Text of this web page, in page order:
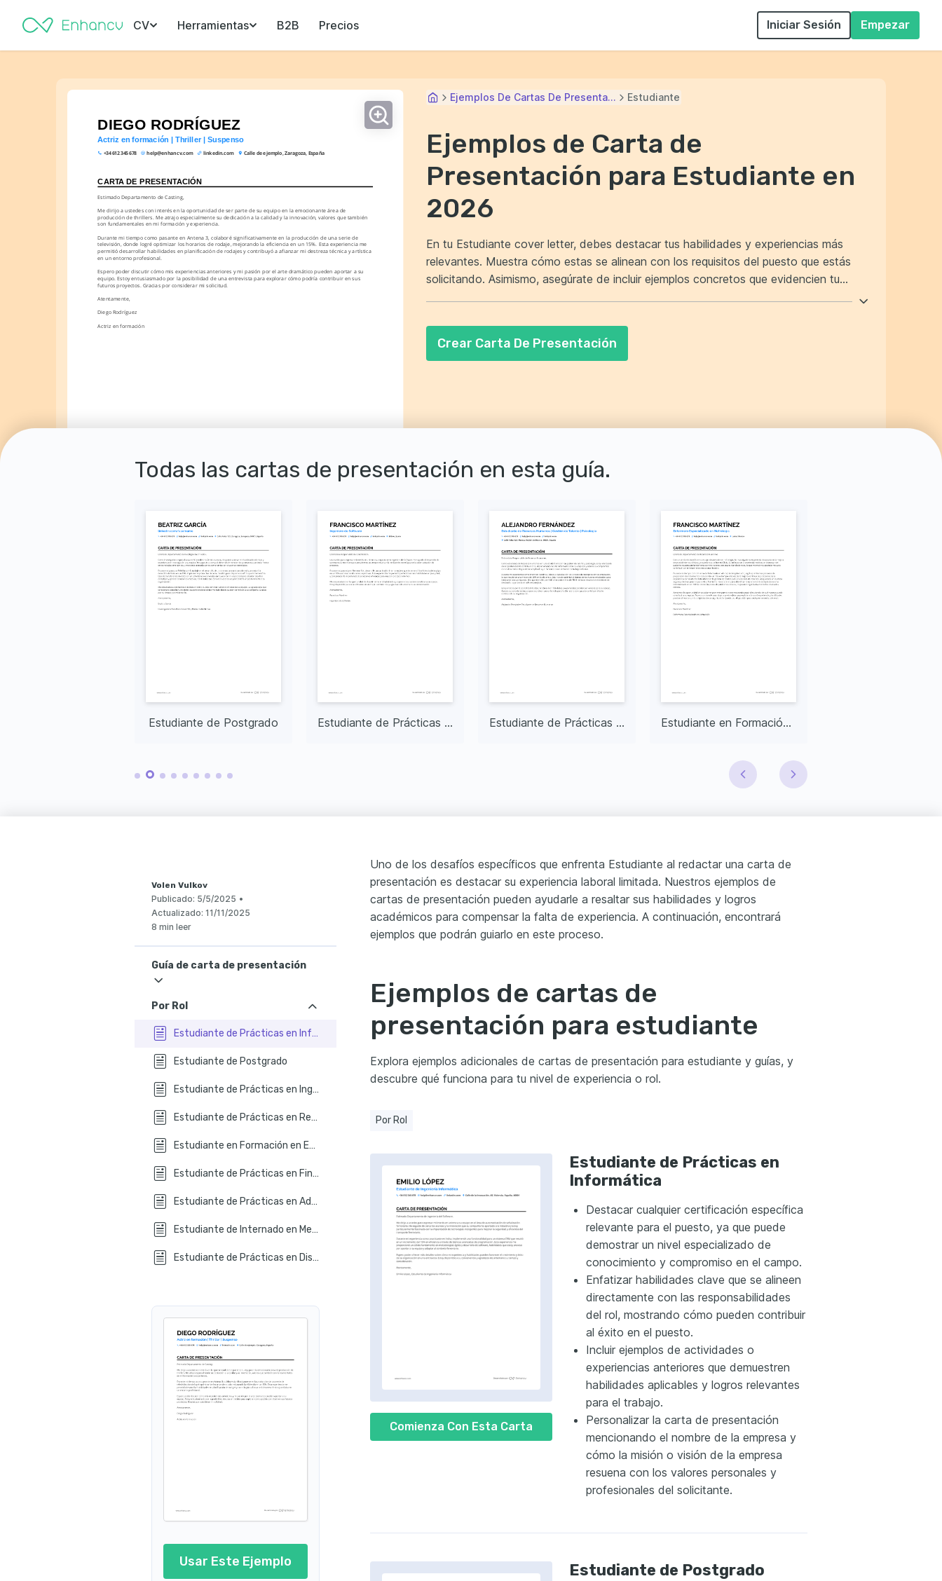
CV Herramientas B2B Precios Iniciar Sesión Empezar
DIEGO RODRÍGUEZ
Actriz en formación | Thriller | Suspenso
+34 612 345 678 help@enhancv.com linkedin.com Calle de ejemplo, Zaragoza, España
CARTA DE PRESENTACIÓN
Estimado Departamento de Casting,
Me dirijo a ustedes con interés en la oportunidad de ser parte de su equipo en la emocionante área de
producción de thrillers. Me atrajo especialmente su dedicación a la calidad y la innovación, valores que también
son fundamentales en mi formación y experiencia.
Durante mi tiempo como pasante en Antena 3, colaboré significativamente en la producción de una serie de
televisión, donde logré optimizar los horarios de rodaje, mejorando la eficiencia en un 15%. Esta experiencia me
permitió desarrollar habilidades en planificación de rodajes y contribuyó a afianzar mi destreza técnica y artística
en un entorno profesional.
Espero poder discutir cómo mis experiencias anteriores y mi pasión por el arte dramático pueden aportar a su
equipo. Estoy entusiasmado por la posibilidad de una entrevista para explorar cómo podría contribuir en sus
futuros proyectos. Gracias por considerar mi solicitud.
Atentamente,
Diego Rodríguez
Actriz en formación
Ejemplos De Cartas De Presenta... Estudiante
Ejemplos de Carta de
Presentación para Estudiante en
2026
En tu Estudiante cover letter, debes destacar tus habilidades y experiencias más
relevantes. Muestra cómo estas se alinean con los requisitos del puesto que estás
solicitando. Asimismo, asegúrate de incluir ejemplos concretos que evidencien tu
Crear Carta De Presentación
Todas las cartas de presentación en esta guía.
Estudiante de Postgrado Estudiante de Prácticas en Ingeniería Estudiante de Prácticas en Recursos Humanos Estudiante en Formación en Enfermería
Volen Vulkov
Publicado: 5/5/2025 •
Actualizado: 11/11/2025
8 min leer
Guía de carta de presentación
Por Rol
Estudiante de Prácticas en Informática
Estudiante de Postgrado
Estudiante de Prácticas en Ingeniería
Estudiante de Prácticas en Recursos Humanos
Estudiante en Formación en Enfermería
Estudiante de Prácticas en Finanzas
Estudiante de Prácticas en Administración de Empresas
Estudiante de Internado en Medicina
Estudiante de Prácticas en Diseño Gráfico
Usar Este Ejemplo
Uno de los desafíos específicos que enfrenta Estudiante al redactar una carta de
presentación es destacar su experiencia laboral limitada. Nuestros ejemplos de
cartas de presentación pueden ayudarle a resaltar sus habilidades y logros
académicos para compensar la falta de experiencia. A continuación, encontrará
ejemplos que podrán guiarlo en este proceso.
Ejemplos de cartas de
presentación para estudiante
Explora ejemplos adicionales de cartas de presentación para estudiante y guías, y
descubre qué funciona para tu nivel de experiencia o rol.
Por Rol
Comienza Con Esta Carta
Estudiante de Prácticas en
Informática
Destacar cualquier certificación específica
relevante para el puesto, ya que puede
demostrar un nivel especializado de
conocimiento y compromiso en el campo.
Enfatizar habilidades clave que se alineen
directamente con las responsabilidades
del rol, mostrando cómo pueden contribuir
al éxito en el puesto.
Incluir ejemplos de actividades o
experiencias anteriores que demuestren
habilidades aplicables y logros relevantes
para el trabajo.
Personalizar la carta de presentación
mencionando el nombre de la empresa y
cómo la misión o visión de la empresa
resuena con los valores personales y
profesionales del solicitante.
Estudiante de Postgrado